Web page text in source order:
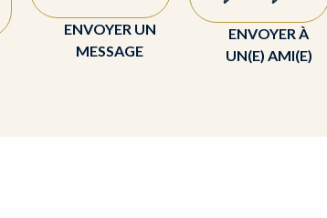
ENVOYER UN
MESSAGE
ENVOYER À
UN(E) AMI(E)